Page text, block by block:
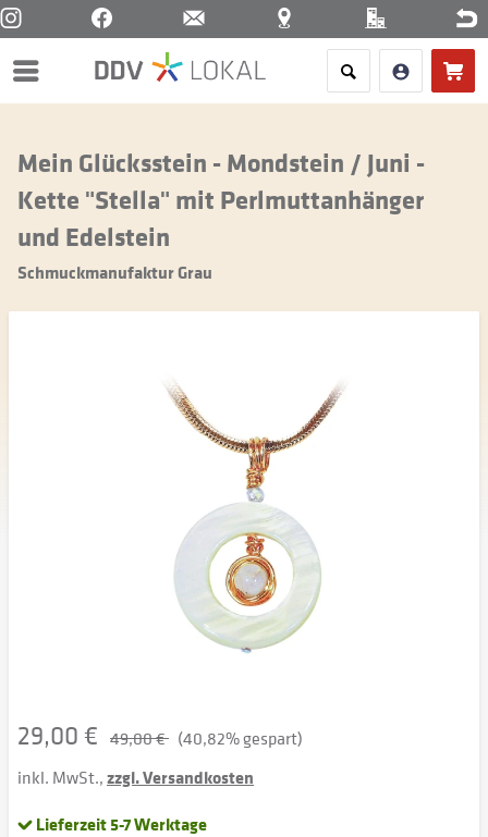
Menü
Mein Glücksstein - Mondstein / Juni -
Kette "Stella" mit Perlmuttanhänger
und Edelstein
Schmuckmanufaktur Grau
29,00 € 49,00 € (40,82% gespart)
inkl. MwSt.,zzgl. Versandkosten
Lieferzeit 5-7 Werktage